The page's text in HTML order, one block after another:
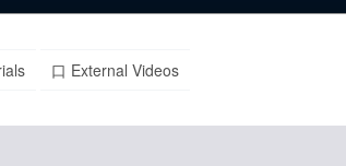
口 External Videos